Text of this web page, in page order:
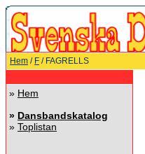
Hem / F / FAGRELLS
» Hem
» Dansbandskatalog
» Toplistan